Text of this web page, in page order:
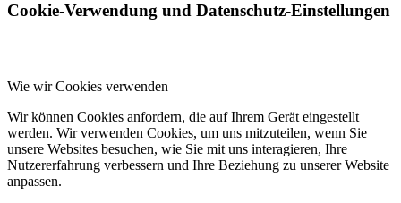
Cookie-Verwendung und Datenschutz-Einstellungen
Wie wir Cookies verwenden
Wir können Cookies anfordern, die auf Ihrem Gerät eingestellt
werden. Wir verwenden Cookies, um uns mitzuteilen, wenn Sie
unsere Websites besuchen, wie Sie mit uns interagieren, Ihre
Nutzererfahrung verbessern und Ihre Beziehung zu unserer Website
anpassen.